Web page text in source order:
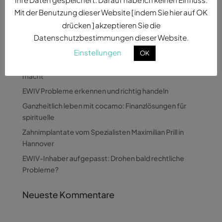
Neueste Beiträge
macht
EWIV Probleme erkennen und richtig handeln
Ganzheitlich leben mit cocamo: Finanzlösungen für
spirituelle
Zahnimplantate vom Spezialisten Maximilian Prill in
Hannover
EWIV-Inhaber aufgepasst: Drohen bald rechtliche
Probleme?
Neueste Kommentare
Mit der Benutzung dieser Website [ indem Sie hier auf OK
drücken ] akzeptieren Sie die
Datenschutzbestimmungen dieser Website.
Einstellungen
OK